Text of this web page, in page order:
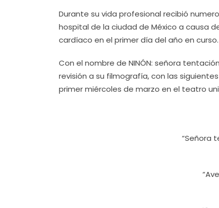
Durante su vida profesional recibió
hospital de la ciudad de México a causa
cardíaco en el primer día del año en curso.
Con el nombre de NINÓN: señora
revisión a su filmografía, con las
primer miércoles de marzo en el teatro
“Señora